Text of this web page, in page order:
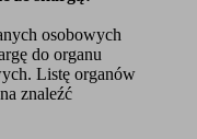
osobowych
do organu
Listę organów
znaleźć